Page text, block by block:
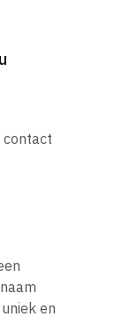
contact
en